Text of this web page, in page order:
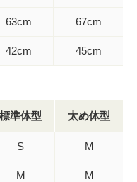
63cm 67cm
42cm 45cm
標準体型 太め体型
S M
M M